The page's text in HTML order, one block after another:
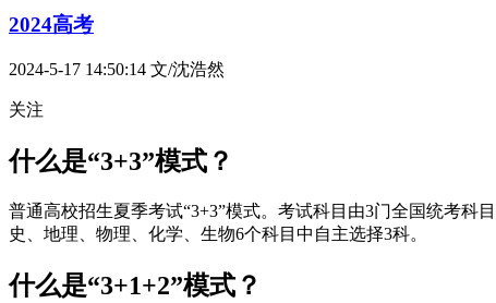
2024高考
2024-5-17 14:50:14 文/沈浩然
关注
什么是“3+3”模式？
普通高校招生夏季考试“3+3”模式。考试科目由3门全国统考
史、地理、物理、化学、生物6个科目中自主选择3科。
什么是“3+1+2”模式？